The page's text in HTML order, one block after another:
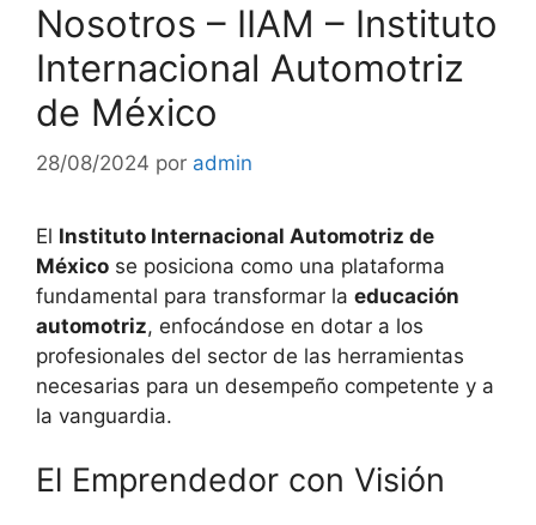
Nosotros – IIAM – Instituto
Internacional Automotriz
de México
28/08/2024 por admin
El Instituto Internacional Automotriz de
México se posiciona como una plataforma
fundamental para transformar la educación
automotriz, enfocándose en dotar a los
profesionales del sector de las herramientas
necesarias para un desempeño competente y a
la vanguardia.
El Emprendedor con Visión